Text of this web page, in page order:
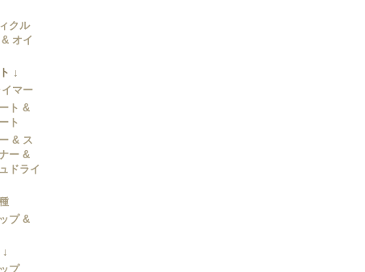
クル
オイ
↓
マー
ト &
ト
& ス
ー &
ドライ
プ &
プ